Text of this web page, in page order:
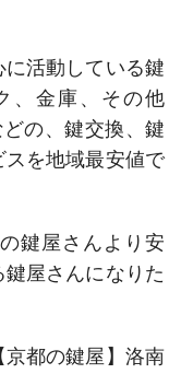
活動している鍵
、金庫、その他
の、鍵交換、鍵
を地域最安値で
鍵屋さんより安
屋さんになりた
都の鍵屋】洛南